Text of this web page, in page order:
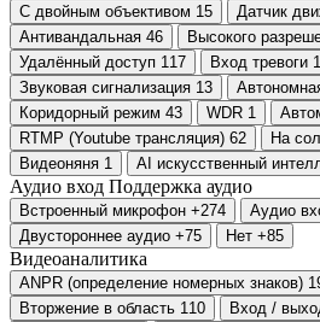
С двойным объективом 15 Датчик
Антивандальная 46 Высокого
Удалённый доступ 117 Вход тревоги
Звуковая сигнализация 13
Коридорный режим 43 WDR 1
RTMP (Youtube трансляция) 62 На
Видеоняня 1 AI искусственный
Аудио вход Поддержка аудио
Встроенный микрофон +274 Аудио
Двустороннее аудио +75 Нет +85
Видеоаналитика
ANPR (определение номерных знаков)
Вторжение в область 110 Вход /